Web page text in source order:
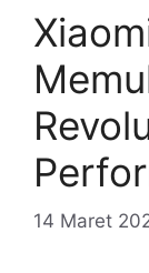
14 Maret